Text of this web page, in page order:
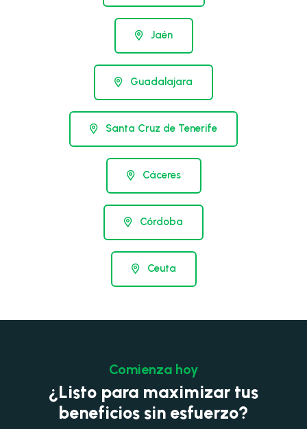
Jaén
Guadalajara
Santa Cruz de Tenerife
Cáceres
Córdoba
Ceuta
Comienza hoy
¿Listo para maximizar tus
beneficios sin esfuerzo?